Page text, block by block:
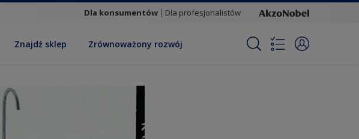
Dla konsumentów Dla profesjonalistów
Znajdź sklep Zrównoważony rozwój